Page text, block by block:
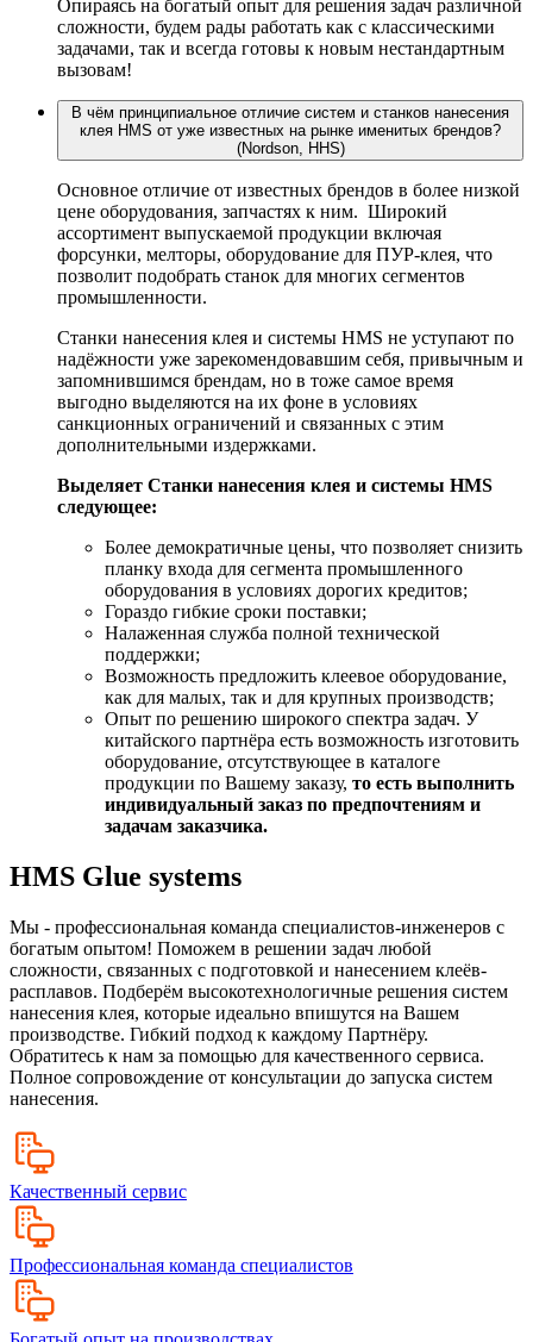
Опираясь на богатый опыт для решения задач различной
сложности, будем рады работать как с классическими
задачами, так и всегда готовы к новым нестандартным
вызовам!
В чём принципиальное отличие систем и станков нанесения
клея HMS от уже известных на рынке именитых брендов?
(Nordson, HHS)
Основное отличие от известных брендов в более низкой
цене оборудования, запчастях к ним. Широкий
ассортимент выпускаемой продукции включая
форсунки, мелторы, оборудование для ПУР-клея, что
позволит подобрать станок для многих сегментов
промышленности.
Станки нанесения клея и системы HMS не уступают по
надёжности уже зарекомендовавшим себя, привычным и
запомнившимся брендам, но в тоже самое время
выгодно выделяются на их фоне в условиях
санкционных ограничений и связанных с этим
дополнительными издержками.
Выделяет Станки нанесения клея и системы HMS
следующее:
Более демократичные цены, что позволяет снизить
планку входа для сегмента промышленного
оборудования в условиях дорогих кредитов;
Гораздо гибкие сроки поставки;
Налаженная служба полной технической
поддержки;
Возможность предложить клеевое оборудование,
как для малых, так и для крупных производств;
Опыт по решению широкого спектра задач. У
китайского партнёра есть возможность изготовить
оборудование, отсутствующее в каталоге
продукции по Вашему заказу, то есть выполнить
индивидуальный заказ по предпочтениям и
задачам заказчика.
HMS Glue systems
Мы - профессиональная команда специалистов-инженеров с
богатым опытом! Поможем в решении задач любой
сложности, связанных с подготовкой и нанесением клеёв-
расплавов. Подберём высокотехнологичные решения систем
нанесения клея, которые идеально впишутся на Вашем
производстве. Гибкий подход к каждому Партнёру.
Обратитесь к нам за помощью для качественного сервиса.
Полное сопровождение от консультации до запуска систем
нанесения.
Качественный сервис
Профессиональная команда специалистов